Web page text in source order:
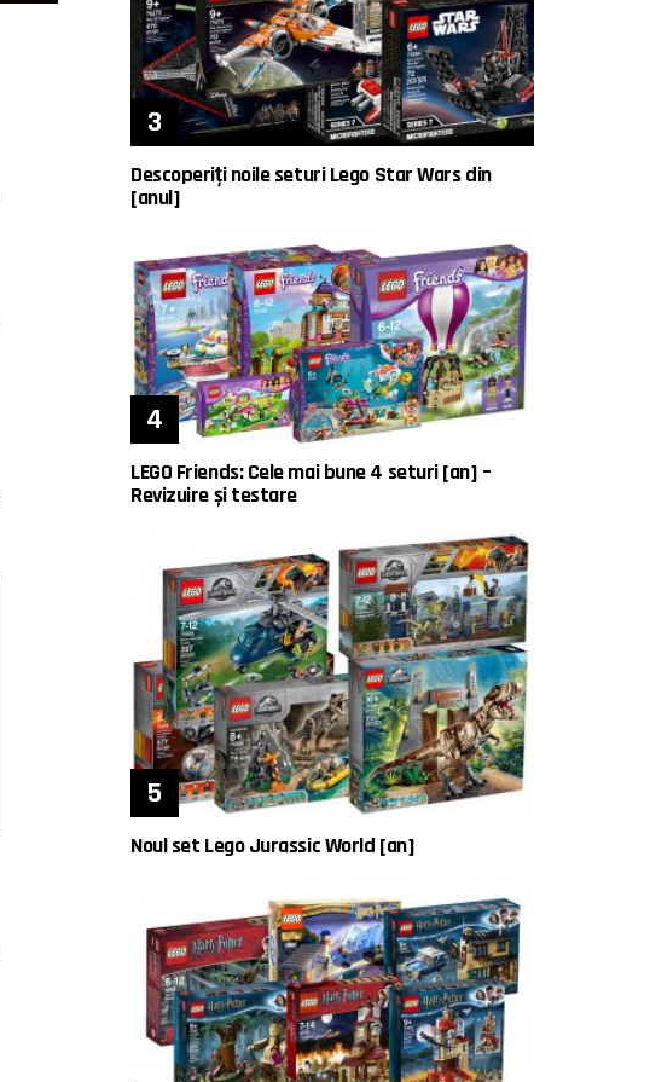
Descoperiți noile seturi Lego Star Wars din
[anul]
LEGO Friends: Cele mai bune 4 seturi [an] –
Revizuire și testare
Noul set Lego Jurassic World [an]